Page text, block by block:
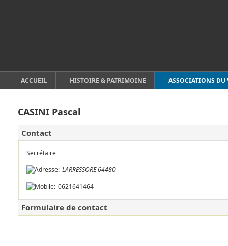
ACCUEIL HISTOIRE & PATRIMOINE ASSOCIATIONS DU
CASINI Pascal
Contact
Secrétaire
LARRESSORE64480
0621641464
Formulaire de contact